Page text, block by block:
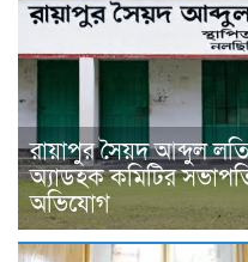
রায়াপুর সৈয়দ আব্দুল
অ্যাডহক কমিটির
অভিযোগ